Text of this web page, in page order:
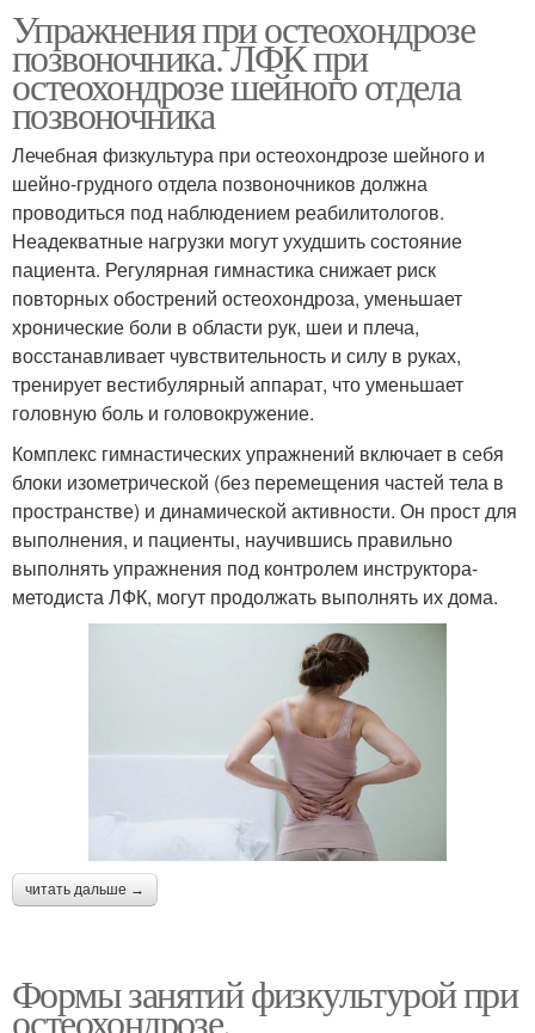
Упражнения при остеохондрозе
позвоночника. ЛФК при
остеохондрозе шейного отдела
позвоночника
Лечебная физкультура при остеохондрозе шейного и
шейно-грудного отдела позвоночников должна
проводиться под наблюдением реабилитологов.
Неадекватные нагрузки могут ухудшить состояние
пациента. Регулярная гимнастика снижает риск
повторных обострений остеохондроза, уменьшает
хронические боли в области рук, шеи и плеча,
восстанавливает чувствительность и силу в руках,
тренирует вестибулярный аппарат, что уменьшает
головную боль и головокружение.
Комплекс гимнастических упражнений включает в себя
блоки изометрической (без перемещения частей тела в
пространстве) и динамической активности. Он прост для
выполнения, и пациенты, научившись правильно
выполнять упражнения под контролем инструктора-
методиста ЛФК, могут продолжать выполнять их дома.
читать дальше →
Формы занятий физкультурой при
остеохондрозе.